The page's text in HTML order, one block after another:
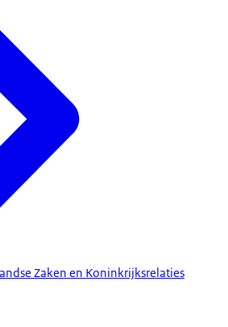
Zaken en Koninkrijksrelaties